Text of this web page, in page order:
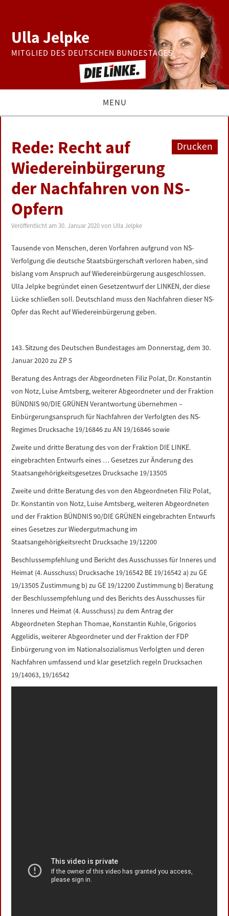
Ulla Jelpke
MITGLIED DES DEUTSCHEN BUNDESTAGES
MENU
BUNDESTAG
PRESSE
ZUR PERSON
DATENSCHUTZERKLÄRUNG
IMPRESSUM
Drucken
Rede: Recht auf
Wiedereinbürgerung
der Nachfahren von NS-
Opfern
Veröffentlicht am30. Januar 2020 von Ulla Jelpke
Tausende von Menschen, deren Vorfahren aufgrund von NS-
Verfolgung die deutsche Staatsbürgerschaft verloren haben, sind
bislang vom Anspruch auf Wiedereinbürgerung ausgeschlossen.
Ulla Jelpke begründet einen Gesetzentwurf der LINKEN, der diese
Lücke schließen soll. Deutschland muss den Nachfahren dieser NS-
Opfer das Recht auf Wiedereinbürgerung geben.
143. Sitzung des Deutschen Bundestages am Donnerstag, dem 30.
Januar 2020 zu ZP 5
Beratung des Antrags der Abgeordneten Filiz Polat, Dr. Konstantin
von Notz, Luise Amtsberg, weiterer Abgeordneter und der Fraktion
BÜNDNIS 90/DIE GRÜNEN Verantwortung übernehmen –
Einbürgerungsanspruch für Nachfahren der Verfolgten des NS-
Regimes Drucksache 19/16846 zu AN 19/16846 sowie
Zweite und dritte Beratung des von der Fraktion DIE LINKE.
eingebrachten Entwurfs eines … Gesetzes zur Änderung des
Staatsangehörigkeitsgesetzes Drucksache 19/13505
Zweite und dritte Beratung des von den Abgeordneten Filiz Polat,
Dr. Konstantin von Notz, Luise Amtsberg, weiteren Abgeordneten
und der Fraktion BÜNDNIS 90/DIE GRÜNEN eingebrachten Entwurfs
eines Gesetzes zur Wiedergutmachung im
Staatsangehörigkeitsrecht Drucksache 19/12200
Beschlussempfehlung und Bericht des Ausschusses für Inneres und
Heimat (4. Ausschuss) Drucksache 19/16542 BE 19/16542 a) zu GE
19/13505 Zustimmung b) zu GE 19/12200 Zustimmung b) Beratung
der Beschlussempfehlung und des Berichts des Ausschusses für
Inneres und Heimat (4. Ausschuss) zu dem Antrag der
Abgeordneten Stephan Thomae, Konstantin Kuhle, Grigorios
Aggelidis, weiterer Abgeordneter und der Fraktion der FDP
Einbürgerung von im Nationalsozialismus Verfolgten und deren
Nachfahren umfassend und klar gesetzlich regeln Drucksachen
19/14063, 19/16542